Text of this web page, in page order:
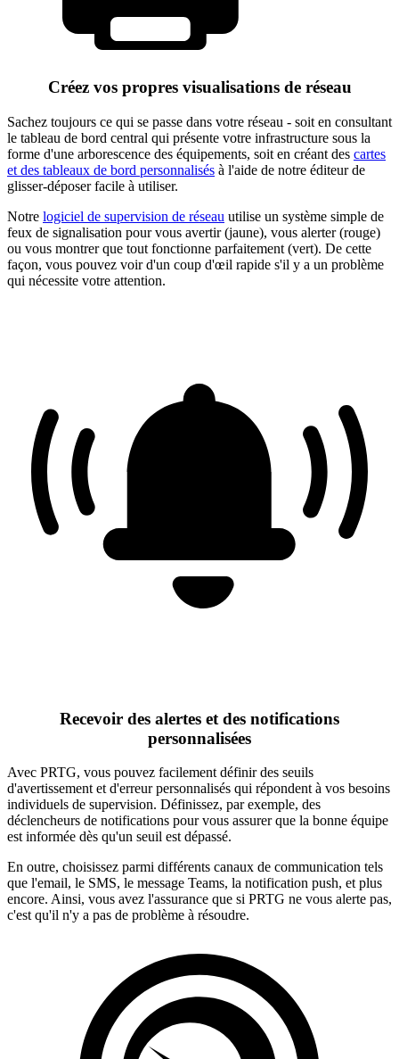
Créez vos propres visualisations de réseau
Sachez toujours ce qui se passe dans votre réseau - soit en consultant
le tableau de bord central qui présente votre infrastructure sous la
forme d'une arborescence des équipements, soit en créant des cartes
et des tableaux de bord personnalisés à l'aide de notre éditeur de
glisser-déposer facile à utiliser.
Notre logiciel de supervision de réseau utilise un système simple de
feux de signalisation pour vous avertir (jaune), vous alerter (rouge)
ou vous montrer que tout fonctionne parfaitement (vert). De cette
façon, vous pouvez voir d'un coup d'œil rapide s'il y a un problème
qui nécessite votre attention.
Recevoir des alertes et des notifications
personnalisées
Avec PRTG, vous pouvez facilement définir des seuils
d'avertissement et d'erreur personnalisés qui répondent à vos besoins
individuels de supervision. Définissez, par exemple, des
déclencheurs de notifications pour vous assurer que la bonne équipe
est informée dès qu'un seuil est dépassé.
En outre, choisissez parmi différents canaux de communication tels
que l'email, le SMS, le message Teams, la notification push, et plus
encore. Ainsi, vous avez l'assurance que si PRTG ne vous alerte pas,
c'est qu'il n'y a pas de problème à résoudre.